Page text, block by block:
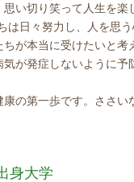
思い切り笑って人生を楽
日々努力し、人を思う
が本当に受けたいと考
が発症しないように予
の第一歩です。ささい
身大学